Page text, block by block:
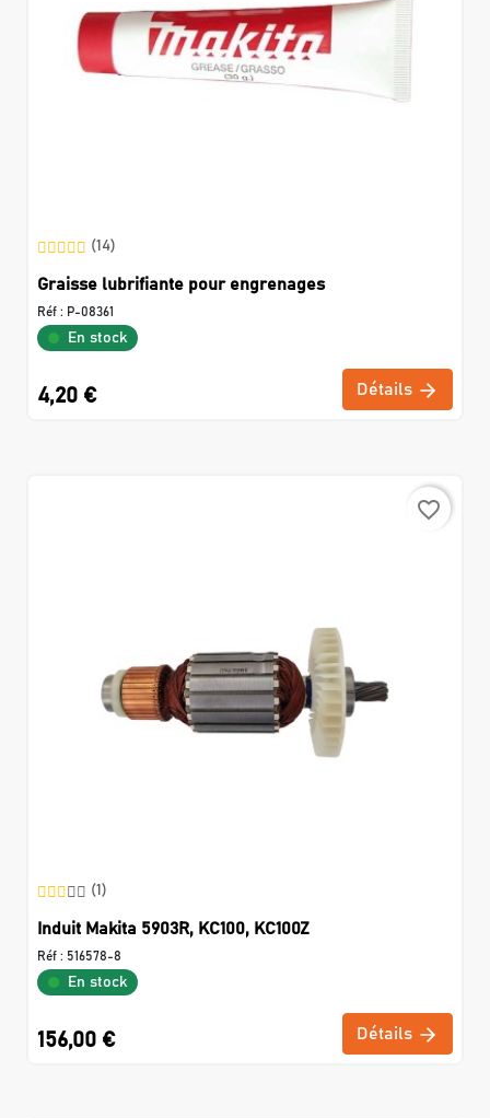
(14)
Graisse lubrifiante pour engrenages
Réf : P-08361
En stock
4,20 € Détails
favorite_border
(1)
Induit Makita 5903R, KC100, KC100Z
Réf : 516578-8
En stock
156,00 € Détails